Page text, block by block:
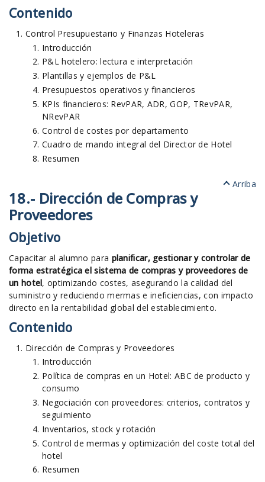
Contenido
Control Presupuestario y Finanzas Hoteleras
Introducción
P&L hotelero: lectura e interpretación
Plantillas y ejemplos de P&L
Presupuestos operativos y financieros
KPIs financieros: RevPAR, ADR, GOP, TRevPAR,
NRevPAR
Control de costes por departamento
Cuadro de mando integral del Director de Hotel
Resumen
Arriba
18.- Dirección de Compras y
Proveedores
Objetivo
Capacitar al alumno para planificar, gestionar y controlar de
forma estratégica el sistema de compras y proveedores de
un hotel, optimizando costes, asegurando la calidad del
suministro y reduciendo mermas e ineficiencias, con impacto
directo en la rentabilidad global del establecimiento.
Contenido
Dirección de Compras y Proveedores
Introducción
Política de compras en un Hotel: ABC de producto y
consumo
Negociación con proveedores: criterios, contratos y
seguimiento
Inventarios, stock y rotación
Control de mermas y optimización del coste total del
hotel
Resumen